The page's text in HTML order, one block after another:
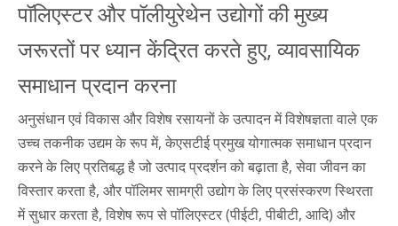
पॉलिएस्टर और पॉलीयुरेथेन उद्योगों की मुख्य
जरूरतों पर ध्यान केंद्रित करते हुए, व्यावसायिक
समाधान प्रदान करना
अनुसंधान एवं विकास और विशेष रसायनों के उत्पादन में विशेषज्ञता वाले एक
उच्च तकनीक उद्यम के रूप में, केएसटीई प्रमुख योगात्मक समाधान प्रदान
करने के लिए प्रतिबद्ध है जो उत्पाद प्रदर्शन को बढ़ाता है, सेवा जीवन का
विस्तार करता है, और पॉलिमर सामग्री उद्योग के लिए प्रसंस्करण स्थिरता
में सुधार करता है, विशेष रूप से पॉलिएस्टर (पीईटी, पीबीटी, आदि) और